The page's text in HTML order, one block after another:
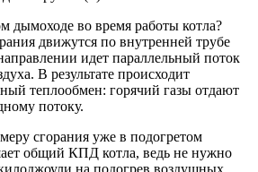
дымоходе во время работы котла?
движутся по внутренней трубе
идет параллельный поток
В результате происходит
теплообмен: горячий газы отдают
потоку.
сгорания уже в подогретом
общий КПД котла, ведь не нужно
на подогрев воздушных